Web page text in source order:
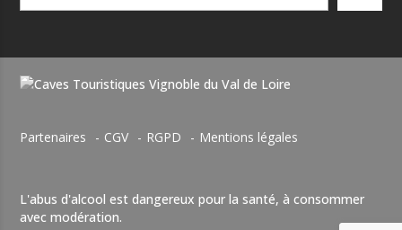
Partenaires CGV RGPD Mentions légales
L'abus d'alcool est dangereux pour la santé, à consommer
avec modération.